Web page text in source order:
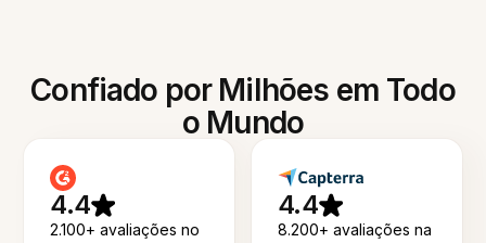
Confiado por Milhões em Todo
o Mundo
4.4
2.100+ avaliações no
4.4
8.200+ avaliações na